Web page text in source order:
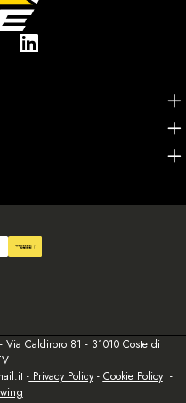
Caldiroro 81 - 31010 Coste di
-Privacy Policy- Cookie Policy-